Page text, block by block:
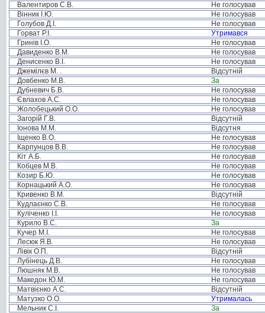
Валентиров С.В.
Не голосував
Вінник І.Ю.
Не голосував
Голубов Д.І.
Не голосував
Горват Р.І.
Утримався
Гринів І.О.
Не голосував
Давиденко В.М.
Не голосував
Денисенко В.І.
Не голосував
Джемілєв М. .
Відсутній
Довбенко М.В.
За
Дубневич Б.В.
Не голосував
Євлахов А.С.
Не голосував
Жолобецький О.О.
Не голосував
Загорій Г.В.
Відсутній
Іонова М.М.
Відсутня
Іщенко В.О.
Не голосував
Карпунцов В.В.
Не голосував
Кіт А.Б.
Не голосував
Кобцев М.В.
Не голосував
Козир Б.Ю.
Не голосував
Корнацький А.О.
Не голосував
Кривенко В.М.
Відсутній
Кудлаєнко С.В.
Не голосував
Куліченко І.І.
Не голосував
Курило В.С.
За
Кучер М.І.
Не голосував
Лесюк Я.В.
Не голосував
Лівік О.П.
Відсутній
Лубінець Д.В.
Не голосував
Люшняк М.В.
Не голосував
Македон Ю.М.
Не голосував
Матвієнко А.С.
Відсутній
Матузко О.О.
Утрималась
Мельник С.І.
За